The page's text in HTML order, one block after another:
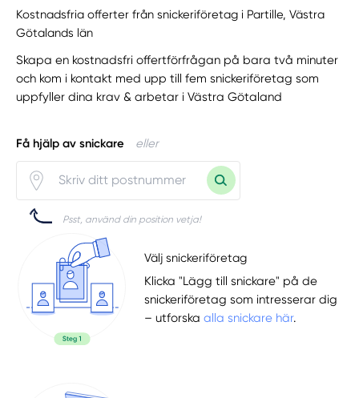
Kostnadsfria offerter från snickeriföretag i Partille, Västra
Götalands län
Skapa en kostnadsfri offertförfrågan på bara två minuter
och kom i kontakt med upp till fem snickeriföretag som
uppfyller dina krav & arbetar i Västra Götaland
Få hjälp av snickare eller
Psst, använd din position vetja!
Välj snickeriföretag
Klicka "Lägg till snickare" på de
snickeriföretag som intresserar dig
– utforskaalla snickare här.